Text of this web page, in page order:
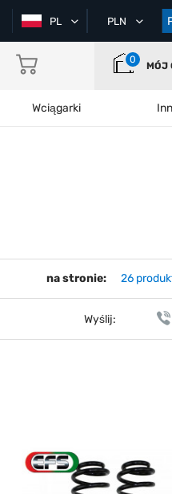
PL PLN
0
MÓJ
Wciągarki
na stronie: 26
Wyślij: